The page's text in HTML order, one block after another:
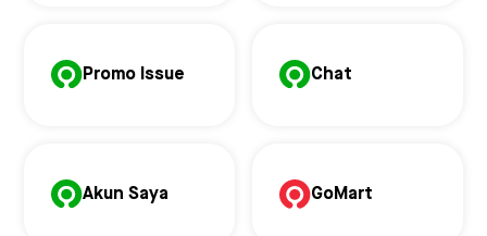
Promo Issue Chat
Akun Saya GoMart